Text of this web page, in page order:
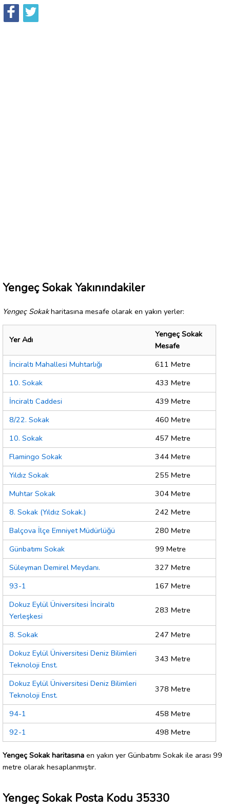
Yengeç Sokak Yakınındakiler
Yengeç Sokakharitasına mesafe olarak en yakın yerler:
Yer Adı
Yengeç Sokak
Mesafe
İnciraltı Mahallesi Muhtarlığı
611 Metre
10. Sokak
433 Metre
İnciraltı Caddesi
439 Metre
8/22. Sokak
460 Metre
10. Sokak
457 Metre
Flamingo Sokak
344 Metre
Yıldız Sokak
255 Metre
Muhtar Sokak
304 Metre
8. Sokak (Yıldız Sokak.)
242 Metre
Balçova İlçe Emniyet Müdürlüğü
280 Metre
Günbatımı Sokak
99 Metre
Süleyman Demirel Meydanı.
327 Metre
93-1
167 Metre
Dokuz Eylül Üniversitesi İnciraltı
Yerleşkesi
283 Metre
8. Sokak
247 Metre
Dokuz Eylül Üniversitesi Deniz Bilimleri
Teknoloji Enst.
343 Metre
Dokuz Eylül Üniversitesi Deniz Bilimleri
Teknoloji Enst.
378 Metre
94-1
458 Metre
92-1
498 Metre
Yengeç Sokak haritasına en yakın yer Günbatımı Sokak ile arası 99
metre olarak hesaplanmıştır.
Yengeç Sokak Posta Kodu 35330